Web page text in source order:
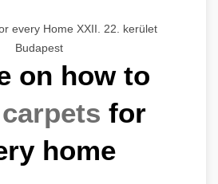
every Home XXII. 22. kerület
Budapest
for
home